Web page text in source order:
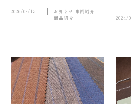
2026/02/13 お知らせ 事例紹介
商品紹介
2024/